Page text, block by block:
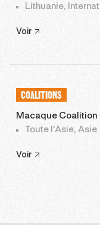
Lithuanie,
Voir
COALITIONS
Macaque Coalition
Toute l'Asie, Asie
Voir